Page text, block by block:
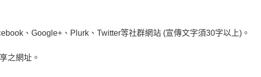
、Google+、Plurk、Twitter等社群網站 (宣傳文字須30字以上)。
之網址。